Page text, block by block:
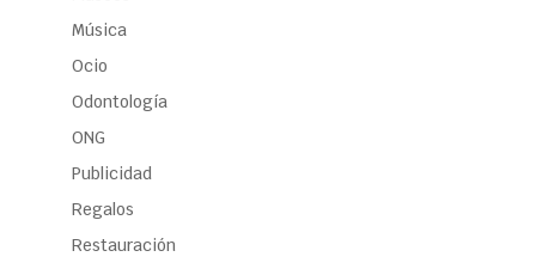
Música
Ocio
Odontología
ONG
Publicidad
Regalos
Restauración